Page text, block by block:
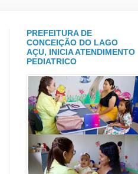
PREFEITURA DE
CONCEIÇÃO DO LAGO
AÇU, INICIA ATENDIMENTO
PEDIATRICO